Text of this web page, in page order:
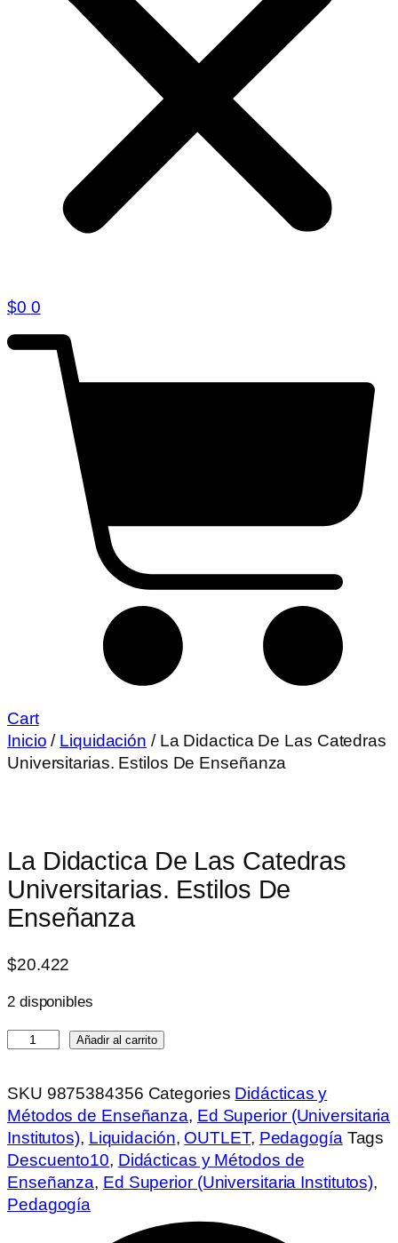
$0 0
Cart
Inicio / Liquidación / La Didactica De Las Catedras
Universitarias. Estilos De Enseñanza
La Didactica De Las Catedras
Universitarias. Estilos De
Enseñanza
$20.422
2 disponibles
Las
Catedras
Universitarias.
Estilos
De
Enseñanza
Añadir al carrito
SKU 9875384356 Categories Didácticas y
Métodos de Enseñanza, Ed Superior (Universitaria
Institutos), Liquidación, OUTLET, Pedagogía Tags
Descuento10, Didácticas y Métodos de
Enseñanza, Ed Superior (Universitaria Institutos),
Pedagogía